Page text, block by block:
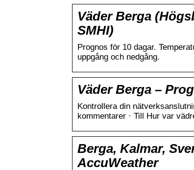
Väder Berga
SMHI)
Prognos för 10 dagar.
uppgång och nedgång.
Väder Berga –
Kontrollera din
kommentarer · Till Hur var
Berga, Kalmar,
AccuWeather